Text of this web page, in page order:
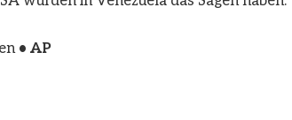
• AP